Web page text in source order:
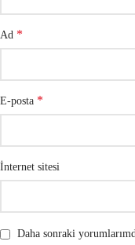
Ad *
E-posta *
İnternet sitesi
Daha sonraki